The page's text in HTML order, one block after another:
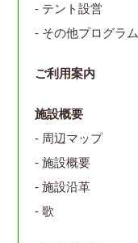
- テント設営
- その他プログラム
ご利用案内
施設概要
- 周辺マップ
- 施設概要
- 施設沿革
- 歌